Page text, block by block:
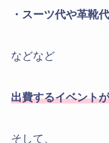
・スーツ代や革靴代
などなど
出費するイベント
そして、